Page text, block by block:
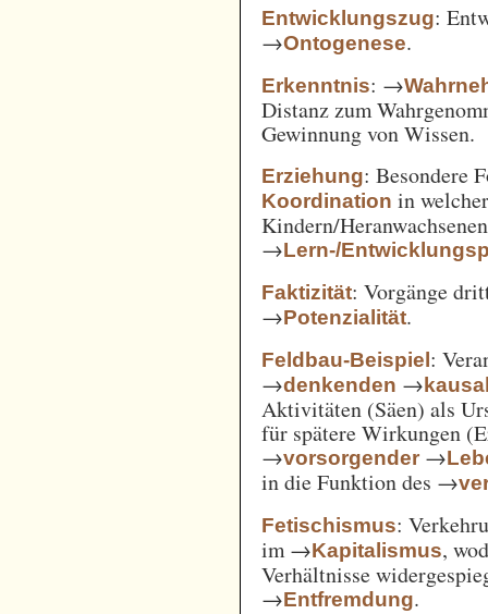
Entwicklungszug:
→Ontogenese.
Erkenntnis: →
Distanz zum
Gewinnung von Wissen.
Erziehung: Besondere
Koordination in
Kindern/
→Lern-/
Faktizität: Vorgänge
→Potenzialität.
Feldbau-Beispiel:
→denkenden →
Aktivitäten (Säen) als
für spätere Wirkungen
→vorsorgender →
in die Funktion des →
Fetischismus:
im →Kapitalismus,
Verhältnisse
→Entfremdung.